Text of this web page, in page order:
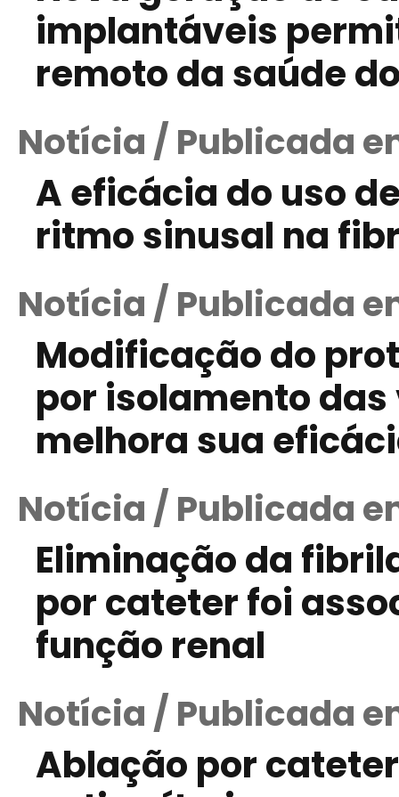
implantáveis
remoto da saúde
Notícia / Publicada
A eficácia do uso
ritmo sinusal na
Notícia / Publicada
Modificação do
por isolamento
melhora sua
Notícia / Publicada
Eliminação da
por cateter foi
função renal
Notícia / Publicada
Ablação por